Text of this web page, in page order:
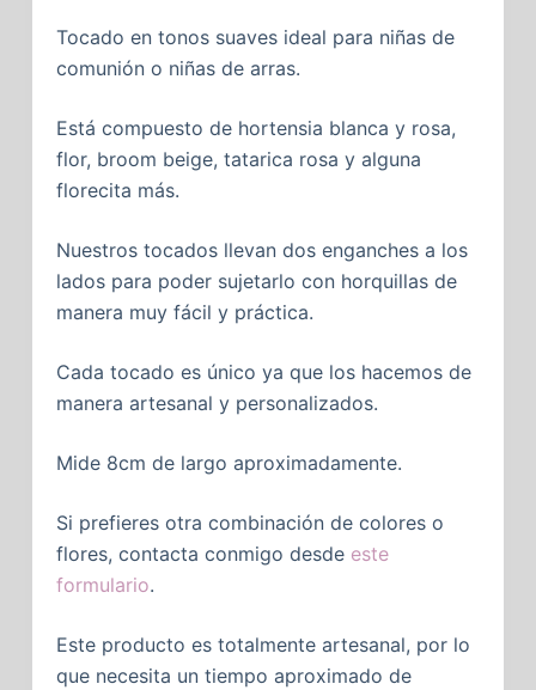
Tocado en tonos suaves ideal para niñas de
comunión o niñas de arras.
Está compuesto de hortensia blanca y rosa,
flor, broom beige, tatarica rosa y alguna
florecita más.
Nuestros tocados llevan dos enganches a los
lados para poder sujetarlo con horquillas de
manera muy fácil y práctica.
Cada tocado es único ya que los hacemos de
manera artesanal y personalizados.
Mide 8cm de largo aproximadamente.
Si prefieres otra combinación de colores o
flores, contacta conmigo desde este
formulario.
Este producto es totalmente artesanal, por lo
que necesita un tiempo aproximado de